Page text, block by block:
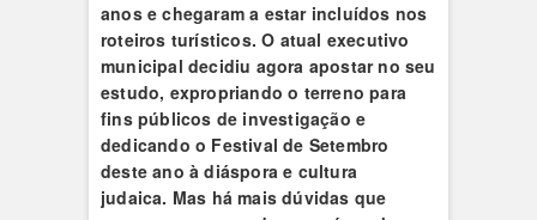
anos e chegaram a estar incluídos nos
roteiros turísticos. O atual executivo
municipal decidiu agora apostar no seu
estudo, expropriando o terreno para
fins públicos de investigação e
dedicando o Festival de Setembro
deste ano à diáspora e cultura
judaica. Mas há mais dúvidas que